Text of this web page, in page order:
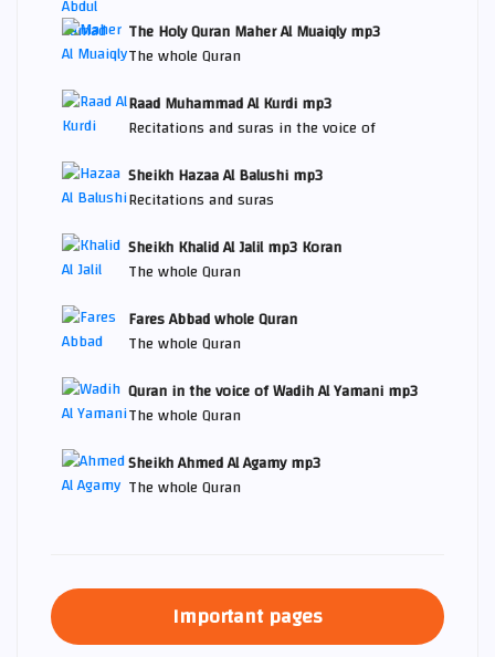
The Holy Quran Maher Al Muaiqly mp3
The whole Quran
Raad Muhammad Al Kurdi mp3
Recitations and suras in the voice of
Sheikh Hazaa Al Balushi mp3
Recitations and suras
Sheikh Khalid Al Jalil mp3 Koran
The whole Quran
Fares Abbad whole Quran
The whole Quran
Quran in the voice of Wadih Al Yamani mp3
The whole Quran
Sheikh Ahmed Al Agamy mp3
The whole Quran
Important pages